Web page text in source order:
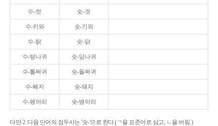
수-컷 숫-것
수-키와 숫-기와
수-탉 숫-닭
수-탕나귀 숫-당나귀
수-톨쩌귀 숫-돌쩌귀
수-퇘지 숫-돼지
수-평아리 숫-병아리
다만 2. 다음 단어의 접두사는 '숫-'으로 한다.(ㄱ을 표준어로 삼고, ㄴ을 버림.)